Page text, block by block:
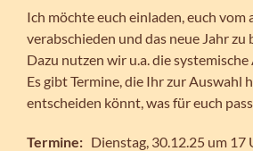
Ich möchte euch einladen, euch vom
verabschieden und das neue Jahr zu
Dazu nutzen wir u.a. die
Es gibt Termine, die Ihr zur Auswahl
entscheiden könnt, was für euch
Termine: Dienstag, 30.12.25 um